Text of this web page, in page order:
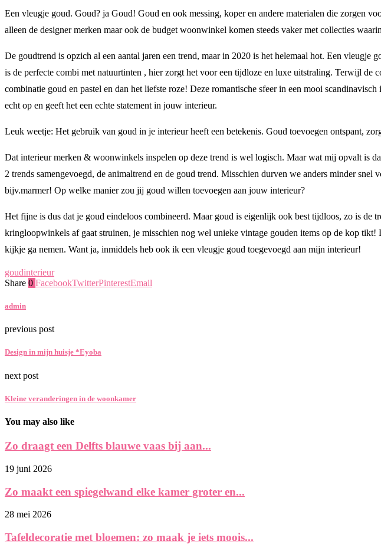
Een vleugje goud. Goud? ja Goud! Goud en ook messing, koper en andere materialen die zorgen
alleen de designer merken maar ook de budget woonwinkel komen steeds vaker met collecties
De goudtrend is opzich al een aantal jaren een trend, maar in 2020 is het helemaal hot. Een
is de perfecte combi met natuurtinten , hier zorgt het voor een tijdloze en luxe uitstraling. Terwijl
combinatie goud en pastel en dan het liefste roze! Deze romantische sfeer in een mooi
echt op en geeft het een echte statement in jouw interieur.
Leuk weetje: Het gebruik van goud in je interieur heeft een betekenis. Goud toevoegen ontspant,
Dat interieur merken & woonwinkels inspelen op deze trend is wel logisch. Maar wat mij opvalt is
2 trends samengevoegd, de animaltrend en de goud trend. Misschien durven we anders minder
bijv.marmer! Op welke manier zou jij goud willen toevoegen aan jouw interieur?
Het fijne is dus dat je goud eindeloos combineerd. Maar goud is eigenlijk ook best tijdloos, zo is de
kringloopwinkels af gaat struinen, je misschien nog wel unieke vintage gouden items op de kop
kijkje ga nemen. Want ja, inmiddels heb ook ik een vleugje goud toegevoegd aan mijn interieur!
goudinterieur
Share 0 FacebookTwitterPinterestEmail
admin
previous post
Design in mijn huisje *Eyoba
next post
Kleine veranderingen in de woonkamer
You may also like
Zo draagt een Delfts blauwe vaas bij aan...
19 juni 2026
Zo maakt een spiegelwand elke kamer groter en...
28 mei 2026
Tafeldecoratie met bloemen: zo maak je iets moois...